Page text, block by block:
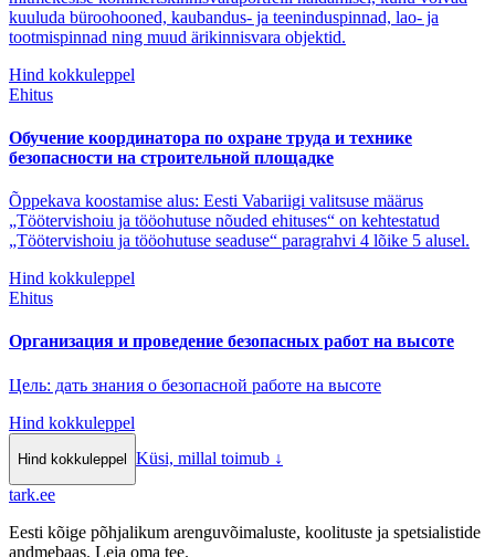
kuuluda büroohooned, kaubandus- ja teeninduspinnad, lao- ja
tootmispinnad ning muud ärikinnisvara objektid.
Hind kokkuleppel
Ehitus
Обучение координатора по охране труда и технике
безопасности на строительной площадке
Õppekava koostamise alus: Eesti Vabariigi valitsuse määrus
„Töötervishoiu ja tööohutuse nõuded ehituses“ on kehtestatud
„Töötervishoiu ja tööohutuse seaduse“ paragrahvi 4 lõike 5 alusel.
Hind kokkuleppel
Ehitus
Организация и проведение безопасных работ на высоте
Цель: дать знания о безопасной работе на высоте
Hind kokkuleppel
Hind kokkuleppel Küsi, millal toimub ↓
tark.ee
Eesti kõige põhjalikum arenguvõimaluste, koolituste ja spetsialistide
andmebaas. Leia oma tee.